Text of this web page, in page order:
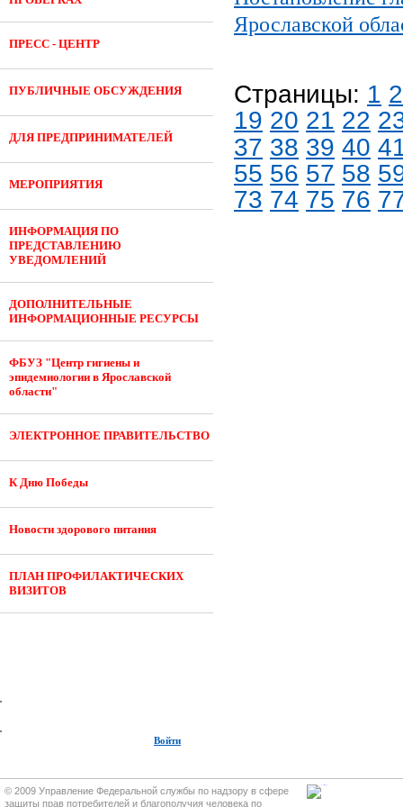
ПРЕСС - ЦЕНТР
ПУБЛИЧНЫЕ ОБСУЖДЕНИЯ
ДЛЯ ПРЕДПРИНИМАТЕЛЕЙ
МЕРОПРИЯТИЯ
ИНФОРМАЦИЯ ПО
ПРЕДСТАВЛЕНИЮ
УВЕДОМЛЕНИЙ
ДОПОЛНИТЕЛЬНЫЕ
ИНФОРМАЦИОННЫЕ РЕСУРСЫ
ФБУЗ "Центр гигиены и
эпидемиологии в Ярославской
области"
ЭЛЕКТРОННОЕ ПРАВИТЕЛЬСТВО
К Дню Победы
Новости здорового питания
ПЛАН ПРОФИЛАКТИЧЕСКИХ
ВИЗИТОВ
Войти
Ярославской
Страницы: 1 2
19 20 21 22
37 38 39 40
55 56 57 58
73 74 75 76
© 2009 Управление Федеральной службы по надзору в сфере
защиты прав потребителей и благополучия человека по